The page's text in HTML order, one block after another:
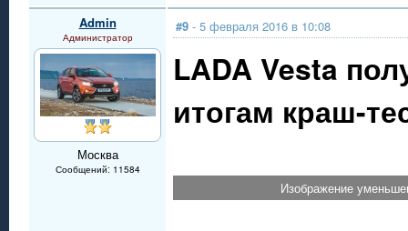
Admin
Администратор
Москва
Сообщений: 11584
#9 - 5 февраля 2016 в 10:08
LADA Vesta
итогам краш-
Изображение